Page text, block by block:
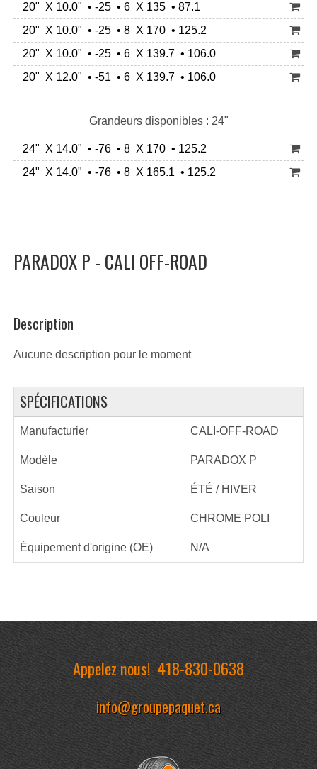
20" X 10.0" • -25 • 6 X 135 • 87.1
20" X 10.0" • -25 • 8 X 170 • 125.2
20" X 10.0" • -25 • 6 X 139.7 • 106.0
20" X 12.0" • -51 • 6 X 139.7 • 106.0
Grandeurs disponibles : 24"
24" X 14.0" • -76 • 8 X 170 • 125.2
24" X 14.0" • -76 • 8 X 165.1 • 125.2
PARADOX P - CALI OFF-ROAD
Description
Aucune description pour le moment
SPÉCIFICATIONS
Manufacturier CALI-OFF-ROAD
Modèle PARADOX P
Saison ÉTÉ / HIVER
Couleur CHROME POLI
Équipement d'origine (OE) N/A
Appelez nous!418-830-0638
info@groupepaquet.ca